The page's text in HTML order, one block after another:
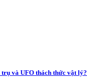
và UFO thách thức vật lý?